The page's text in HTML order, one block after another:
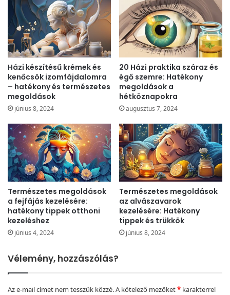
Házi készítésű krémek és
kenőcsök izomfájdalomra
– hatékony és természetes
megoldások
június 8, 2024
20 Házi praktika száraz és
égő szemre: Hatékony
megoldások a
hétköznapokra
augusztus 7, 2024
Természetes megoldások
a fejfájás kezelésére:
hatékony tippek otthoni
kezeléshez
június 4, 2024
Természetes megoldások
az alvászavarok
kezelésére: Hatékony
tippek és trükkök
június 8, 2024
Vélemény, hozzászólás?
Az e-mail címet nem tesszük közzé.A kötelező mezőket* karakterrel